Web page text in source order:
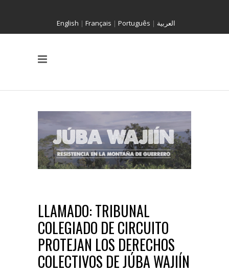
English | Français | Português | العربية
LLAMADO: TRIBUNAL
COLEGIADO DE CIRCUITO
PROTEJAN LOS DERECHOS
COLECTIVOS DE JÚBA WAJIÍN